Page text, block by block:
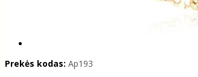
Prekės kodas: Ap193